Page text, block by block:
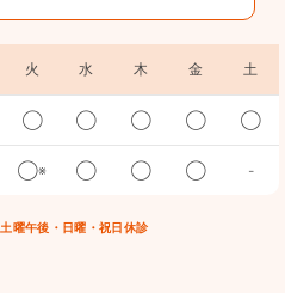
火 水 木 金 土
◯ ◯ ◯ ◯ ◯
◯※ ◯ ◯ ◯ -
土曜午後・日曜・祝日休診